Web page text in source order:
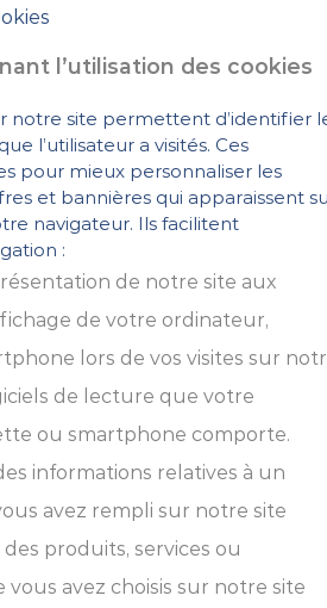
l’utilisation des cookies
notre site permettent d’identifier
l’utilisateur a visités. Ces
pour mieux personnaliser les
et bannières qui apparaissent
navigateur. Ils facilitent
:
de notre site aux
de votre ordinateur,
lors de vos visites sur
de lecture que votre
ou smartphone comporte.
informations relatives à un
avez rempli sur notre site
produits, services ou
avez choisis sur notre site